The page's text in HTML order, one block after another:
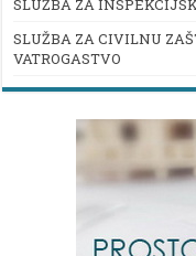
SLUŽBA ZA
SLUŽBA ZA CIVILNU
VATROGASTVO